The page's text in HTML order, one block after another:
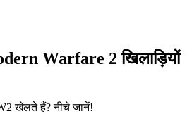
Warfare 2 खिलाड़ियों
खेलते हैं? नीचे जानें!